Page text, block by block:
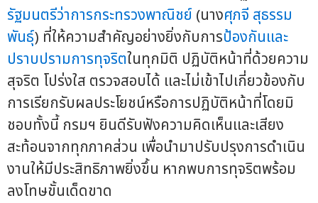
รัฐมนตรีว่าการกระทรวงพาณิชย์ (นางศุภจี สุธรรม
พันธุ์) ที่ให้ความสำคัญอย่างยิ่งกับการป้องกันและ
ปราบปรามการทุจริตในทุกมิติ ปฏิบัติหน้าที่ด้วยความ
สุจริต โปร่งใส ตรวจสอบได้ และไม่เข้าไปเกี่ยวข้องกับ
การเรียกรับผลประโยชน์หรือการปฏิบัติหน้าที่โดยมิ
ชอบทั้งนี้ กรมฯ ยินดีรับฟังความคิดเห็นและเสียง
สะท้อนจากทุกภาคส่วน เพื่อนำมาปรับปรุงการดำเนิน
งานให้มีประสิทธิภาพยิ่งขึ้น หากพบการทุจริตพร้อม
ลงโทษขั้นเด็ดขาด